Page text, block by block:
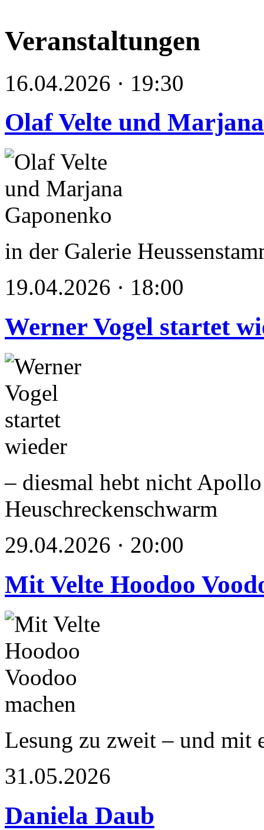
Veranstaltungen
16.04.2026 · 19:30
Olaf Velte und
in der Galerie
19.04.2026 · 18:00
Werner Vogel startet
– diesmal hebt nicht
Heuschreckenschwarm
29.04.2026 · 20:00
Mit Velte Hoodoo
Lesung zu zweit – und mit
31.05.2026
Daniela Daub